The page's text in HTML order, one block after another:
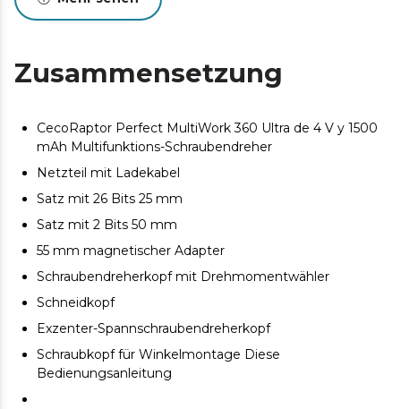
von empfindlichen Materialien wie Holz.
sorgt für einen komfortablen und sicheren Halt bei der
Leistungsstark und vielseitig. Seine maximale Drehzahl
von 200 U/min sorgt für hohe Leistung und
Art und verschiedenste Materialien.
Beleuchten Sie Ihren Arbeitsbereich. Das integrierte
LED-Licht sorgt für perfekte Sichtbarkeit in dunklen
Bereichen und gewährleistet so ein präzises und
fehlerfreies Arbeiten.
Zusammensetzung
CecoRaptor Perfect MultiWork 360 Ultra de 4 V y 1500
mAh Multifunktions-Schraubendreher
Netzteil mit Ladekabel
Satz mit 26 Bits 25 mm
Satz mit 2 Bits 50 mm
55 mm magnetischer Adapter
Schraubendreherkopf mit Drehmomentwähler
Schneidkopf
Exzenter-Spannschraubendreherkopf
Schraubkopf für Winkelmontage Diese
Bedienungsanleitung